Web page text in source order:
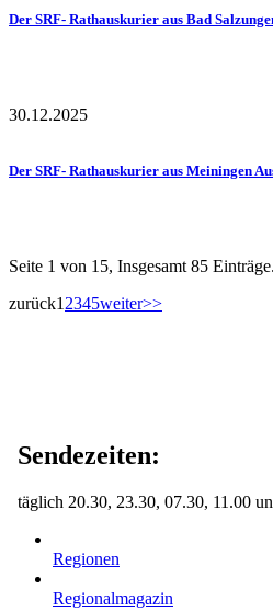
Der SRF- Rathauskurier aus Bad
30.12.2025
Der SRF- Rathauskurier aus Meiningen
Seite 1 von 15, Insgesamt 85 Einträge.
zurück1 2345weiter>>
Sendezeiten:
täglich 20.30, 23.30, 07.30, 11.00
Regionen
Regionalmagazin